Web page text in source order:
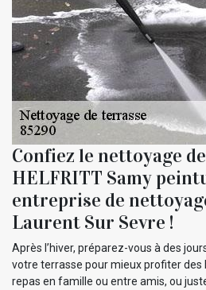
Confiez le nettoyage
HELFRITT Samy
entreprise de
Laurent Sur Sevre !
Après l’hiver, préparez-vous à des
votre terrasse pour mieux profiter des
repas en famille ou entre amis, ou